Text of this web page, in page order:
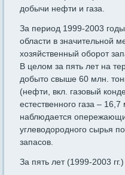
добычи нефти и газа.
За период 1999-2003
области в значительной
хозяйственный оборот
В целом за пять лет на
добыто свыше 60 млн.
(нефти, вкл. газовый
естественного газа –
наблюдается
углеводородного сырья
запасов.
За пять лет (1999-2003